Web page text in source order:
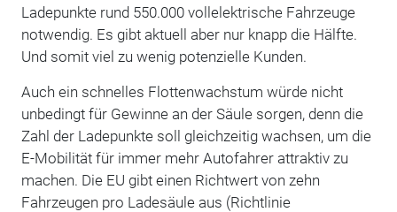
Ladepunkte rund 550.000 vollelektrische Fahrzeuge
notwendig. Es gibt aktuell aber nur knapp die Hälfte.
Und somit viel zu wenig potenzielle Kunden.
Auch ein schnelles Flottenwachstum würde nicht
unbedingt für Gewinne an der Säule sorgen, denn die
Zahl der Ladepunkte soll gleichzeitig wachsen, um die
E-Mobilität für immer mehr Autofahrer attraktiv zu
machen. Die EU gibt einen Richtwert von zehn
Fahrzeugen pro Ladesäule aus (Richtlinie